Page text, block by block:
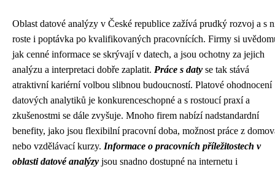
Oblast datové analýzy v České republice zažívá prudký rozvoj a s
roste i poptávka po kvalifikovaných pracovnících. Firmy si
jak cenné informace se skrývají v datech, a jsou ochotny za jejich
analýzu a interpretaci dobře zaplatit. Práce s daty se tak stává
atraktivní kariérní volbou slibnou budoucností. Platové ohodnocení
datových analytiků je konkurenceschopné a s rostoucí praxí a
zkušenostmi se dále zvyšuje. Mnoho firem nabízí nadstandardní
benefity, jako jsou flexibilní pracovní doba, možnost práce z
nebo vzdělávací kurzy. Informace o pracovních příležitostech v
oblasti datové analýzy jsou snadno dostupné na internetu i